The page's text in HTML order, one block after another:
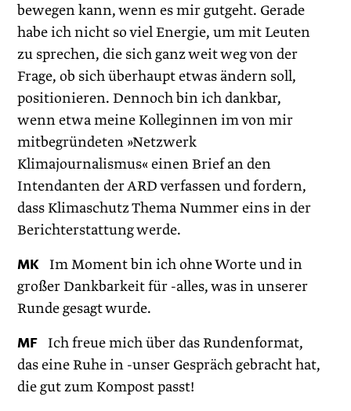
bewegen kann, wenn es mir gutgeht. Gerade
habe ich nicht so viel Energie, um mit Leuten
zu sprechen, die sich ganz weit weg von der
Frage, ob sich überhaupt etwas ändern soll,
positionieren. Dennoch bin ich dankbar,
wenn etwa meine Kolleginnen im von mir
mitbegründeten »Netzwerk
Klimajournalismus« einen Brief an den
Intendanten der ARD verfassen und fordern,
dass Klimaschutz Thema Nummer eins in der
Berichterstattung werde.
MK Im Moment bin ich ohne Worte und in
großer Dankbarkeit für -alles, was in unserer
Runde gesagt wurde.
MF Ich freue mich über das Rundenformat,
das eine Ruhe in -unser Gespräch gebracht hat,
die gut zum Kompost passt!